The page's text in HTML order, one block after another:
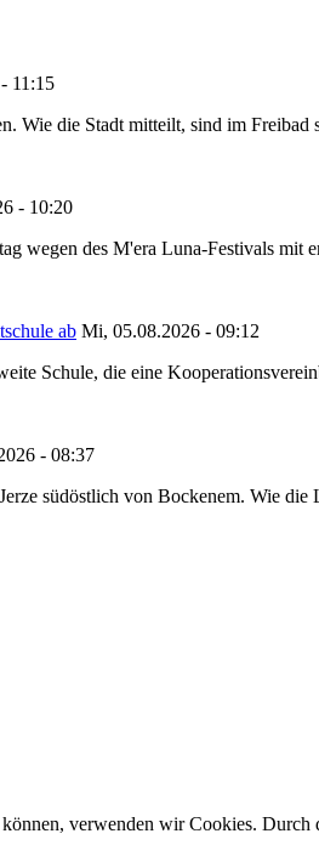
11:15
Wie die Stadt mitteilt, sind im Freibad
- 10:20
wegen des M'era Luna-Festivals mit
ab Mi, 05.08.2026 - 09:12
Schule, die eine
- 08:37
südöstlich von Bockenem. Wie
verwenden wir Cookies.